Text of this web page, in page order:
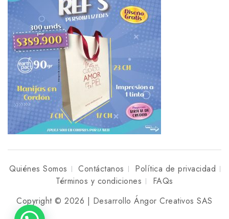
Quiénes Somos Contáctanos
Política de privacidad
Términos y condiciones
FAQs
Copyright © 2026 | Desarrollo Ángor Creativos SAS